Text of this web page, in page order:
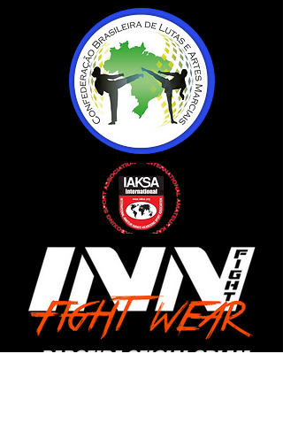
PARCEIRA OFICIAL CBLAM